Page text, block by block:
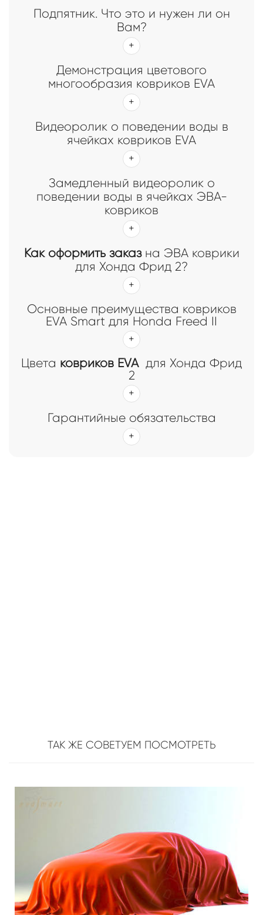
Подпятник. Что это и нужен ли он
Вам?
Демонстрация цветового
многообразия ковриков EVA
Видеоролик о поведении воды в
ячейках ковриков EVA
Замедленный видеоролик о
поведении воды в ячейках ЭВА-
ковриков
Как оформить заказна ЭВА коврики
для Хонда Фрид 2?
Основные преимущества ковриков
EVA Smart для Honda Freed II
Цвета ковриков EVAдля Хонда Фрид
2
Гарантийные обязательства
ТАК ЖЕ СОВЕТУЕМ ПОСМОТРЕТЬ